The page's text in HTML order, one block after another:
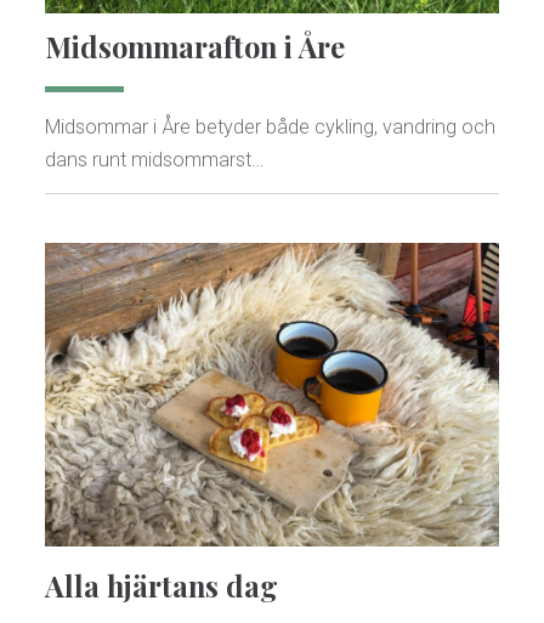
Midsommarafton i Åre
Midsommar i Åre betyder både cykling, vandring och
dans runt midsommarst…
Alla hjärtans dag